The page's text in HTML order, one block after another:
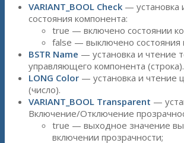
VARIANT_BOOL Check — установка
состояния компонента:
true — включено состоянии
false — выключено состояния
BSTR Name — установка и чтение
управляющего компонента (строка).
LONG Color — установка и чтение
(число).
VARIANT_BOOL Transparent —
Включение/Отключение
true — выходное значение
включении прозрачности;